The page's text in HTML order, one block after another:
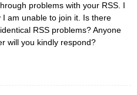
problems with your RSS. I
I am unable to join it. Is there
RSS problems? Anyone
will you kindly respond?